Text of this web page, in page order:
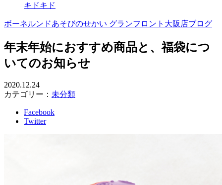
キドキド
ボーネルンドあそびのせかい グランフロント大阪店ブログ
年末年始におすすめ商品と、福袋につ
いてのお知らせ
2020.12.24
カテゴリー： 未分類
Facebook
Twitter